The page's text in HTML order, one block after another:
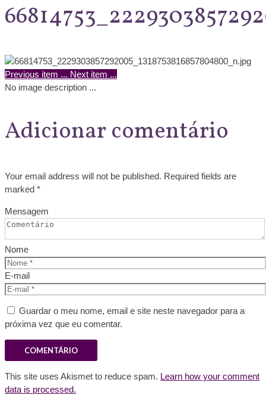
Previous item ... Next item ...
No image description ...
Adicionar comentário
Your email address will not be published. Required fields are
marked *
Mensagem
Nome
E-mail
Guardar o meu nome, email e site neste navegador para a
próxima vez que eu comentar.
This site uses Akismet to reduce spam. Learn how your comment
data is processed.